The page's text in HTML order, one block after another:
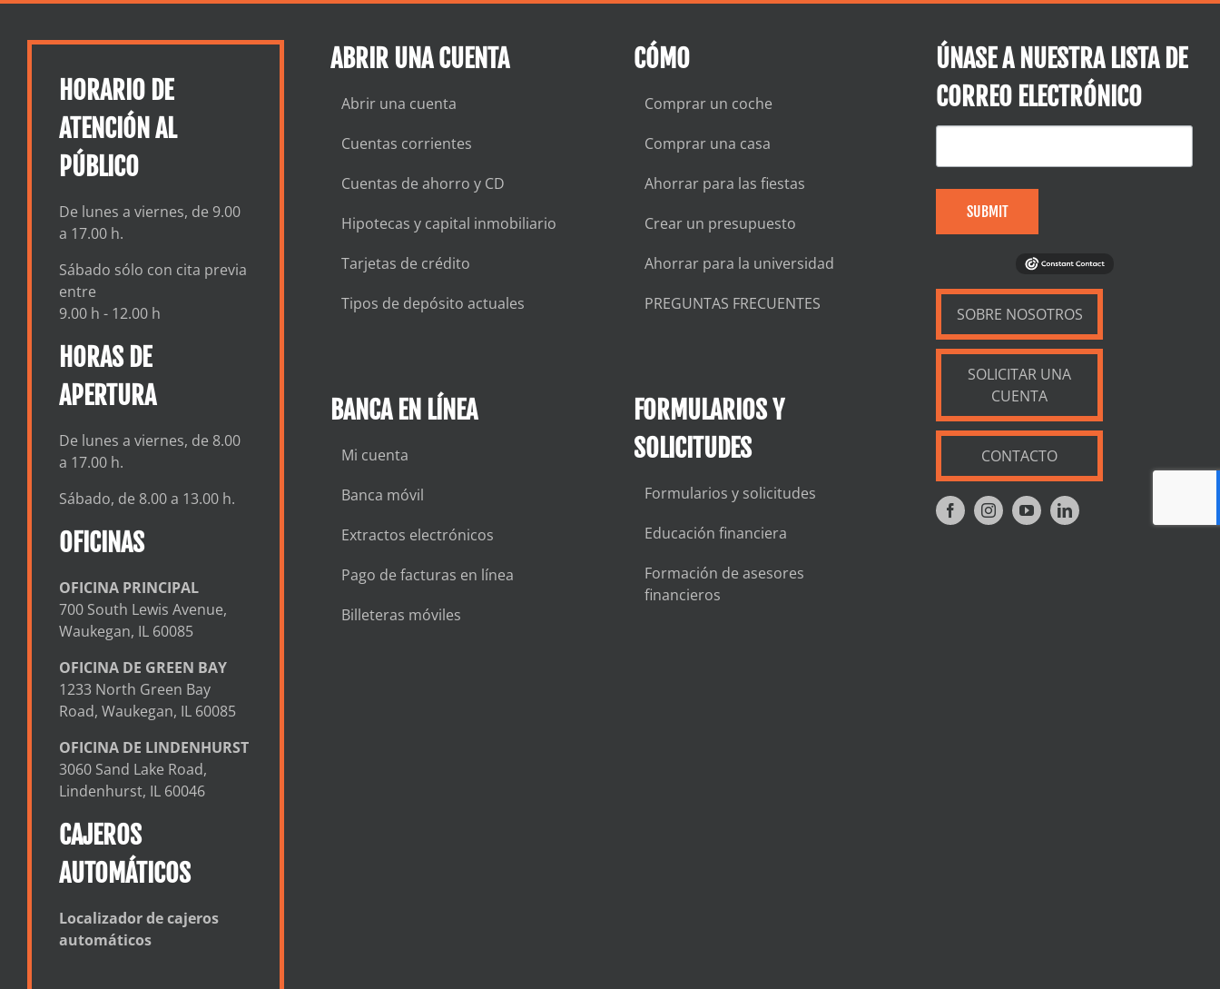
HORARIO DE
ATENCIÓN AL
PÚBLICO
De lunes a viernes, de 9.00
a 17.00 h.
Sábado sólo con cita previa
entre
9.00 h - 12.00 h
HORAS DE
APERTURA
De lunes a viernes, de 8.00
a 17.00 h.
Sábado, de 8.00 a 13.00 h.
OFICINAS
OFICINA PRINCIPAL
700 South Lewis Avenue,
Waukegan, IL 60085
OFICINA DE GREEN BAY
1233 North Green Bay
Road, Waukegan, IL 60085
OFICINA DE LINDENHURST
3060 Sand Lake Road,
Lindenhurst, IL 60046
CAJEROS
AUTOMÁTICOS
Localizador de cajeros
automáticos
ABRIR UNA CUENTA
Abrir una cuenta
Cuentas corrientes
Cuentas de ahorro y CD
Hipotecas y capital inmobiliario
Tarjetas de crédito
Tipos de depósito actuales
BANCA EN LÍNEA
Mi cuenta
Banca móvil
Extractos electrónicos
Pago de facturas en línea
Billeteras móviles
CÓMO
Comprar un coche
Comprar una casa
Ahorrar para las fiestas
Crear un presupuesto
Ahorrar para la universidad
PREGUNTAS FRECUENTES
FORMULARIOS Y
SOLICITUDES
Formularios y solicitudes
Educación financiera
Formación de asesores
financieros
ÚNASE A NUESTRA LISTA DE
CORREO ELECTRÓNICO
SUBMIT
SOBRE NOSOTROS
SOLICITAR UNA
CUENTA
CONTACTO